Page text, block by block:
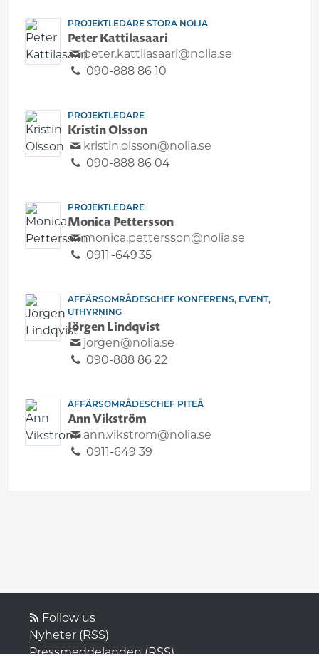
PROJEKTLEDARE STORA NOLIA
Peter Kattilasaari
peter.kattilasaari@nolia.se
090-888 86 10
PROJEKTLEDARE
Kristin Olsson
kristin.olsson@nolia.se
090-888 86 04
PROJEKTLEDARE
Monica Pettersson
monica.pettersson@nolia.se
0911 -649 35
AFFÄRSOMRÅDESCHEF KONFERENS, EVENT,
UTHYRNING
Jörgen Lindqvist
jorgen@nolia.se
090-888 86 22
AFFÄRSOMRÅDESCHEF PITEÅ
Ann Vikström
ann.vikstrom@nolia.se
0911-649 39
Follow us
Nyheter (RSS)
Pressmeddelanden (RSS)